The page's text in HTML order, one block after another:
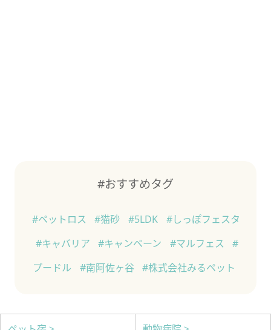
#おすすめタグ
#ペットロス #猫砂 #5LDK
#しっぽフェスタ
#キャバリア
#キャンペーン #マルフェス
#
プードル
#南阿佐ヶ谷 #株式会社みるペット